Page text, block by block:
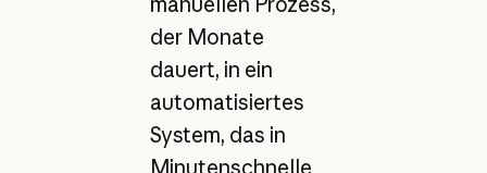
der Monate
dauert, in ein
automatisiertes
System, das in
Minutenschnelle